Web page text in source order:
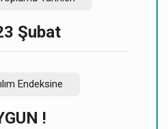
Şubat
Endeksine
!